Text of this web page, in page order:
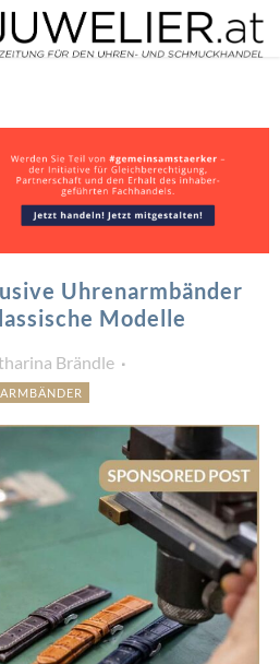
Uhrenarmbänder
Modelle
Brändle